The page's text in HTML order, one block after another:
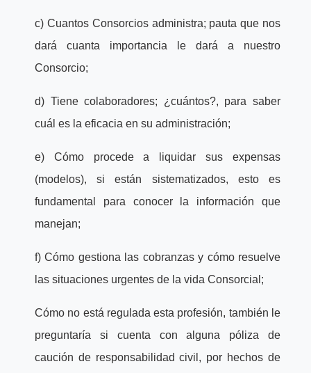
c) Cuantos Consorcios administra; pauta que nos
dará cuanta importancia le dará a nuestro
Consorcio;
d) Tiene colaboradores; ¿cuántos?, para saber
cuál es la eficacia en su administración;
e) Cómo procede a liquidar sus expensas
(modelos), si están sistematizados, esto es
fundamental para conocer la información que
manejan;
f) Cómo gestiona las cobranzas y cómo resuelve
las situaciones urgentes de la vida Consorcial;
Cómo no está regulada esta profesión, también le
preguntaría si cuenta con alguna póliza de
caución de responsabilidad civil, por hechos de